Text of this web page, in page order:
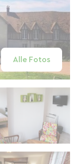
Alle Fotos